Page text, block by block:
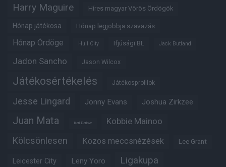
Harry Maguire Híres magyar Vörös Ördögök
Hónap játékosa Hónap legjobbja szavazás
Hónap Ördöge Hull City Ifjúsági BL Jack Butland
Jadon Sancho Jason Wilcox
Játékosértékelés Játékosprofilok
Jesse Lingard Jonny Evans Joshua Zirkzee
Juan Mata Karl Darlow Kobbie Mainoo
Kölcsönlesen Közös meccsnézések Lee Grant
Leicester City Leny Yoro Ligakupa